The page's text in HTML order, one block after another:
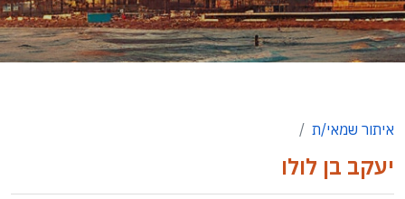
איתור שמאי/ת
יעקב בן לולו